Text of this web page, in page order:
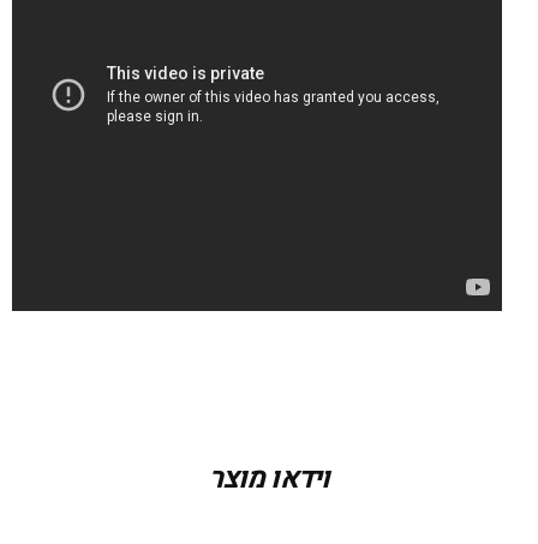
ONYX / FLAME, FLAME / MINT
וידאו מוצר